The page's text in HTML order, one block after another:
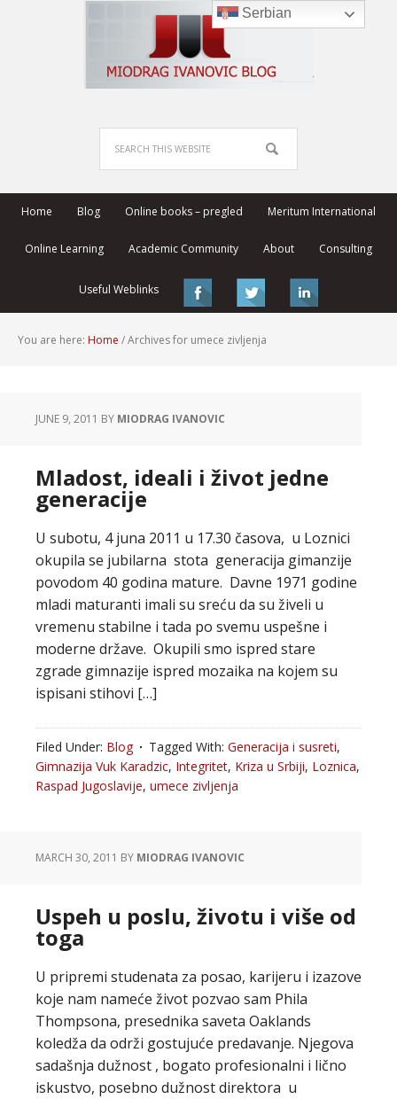
Home Blog Online books – pregled Meritum International
Online Learning Academic Community About Consulting
Useful Weblinks
You are here: Home /Archives for umece zivljenja
JUNE 9, 2011 BY MIODRAG IVANOVIC
Mladost, ideali i život jedne
generacije
U subotu, 4 juna 2011 u 17.30 časova, u Loznici
okupila se jubilarna stota generacija gimanzije
povodom 40 godina mature. Davne 1971 godine
mladi maturanti imali su sreću da su živeli u
vremenu stabilne i tada po svemu uspešne i
moderne države. Okupili smo ispred stare
zgrade gimnazije ispred mozaika na kojem su
ispisani stihovi […]
Filed Under: Blog Tagged With: Generacija i susreti,
Gimnazija Vuk Karadzic, Integritet, Kriza u Srbiji, Loznica,
Raspad Jugoslavije, umece zivljenja
MARCH 30, 2011 BY MIODRAG IVANOVIC
Uspeh u poslu, životu i više od
toga
U pripremi studenata za posao, karijeru i izazove
koje nam nameće život pozvao sam Phila
Thompsona, presednika saveta Oaklands
koledža da održi gostujuće predavanje. Njegova
sadašnja dužnost , bogato profesionalni i lično
iskustvo, posebno dužnost direktora u
Serbian